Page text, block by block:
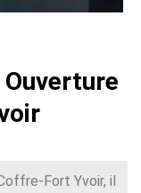
Fort Yvoir, il